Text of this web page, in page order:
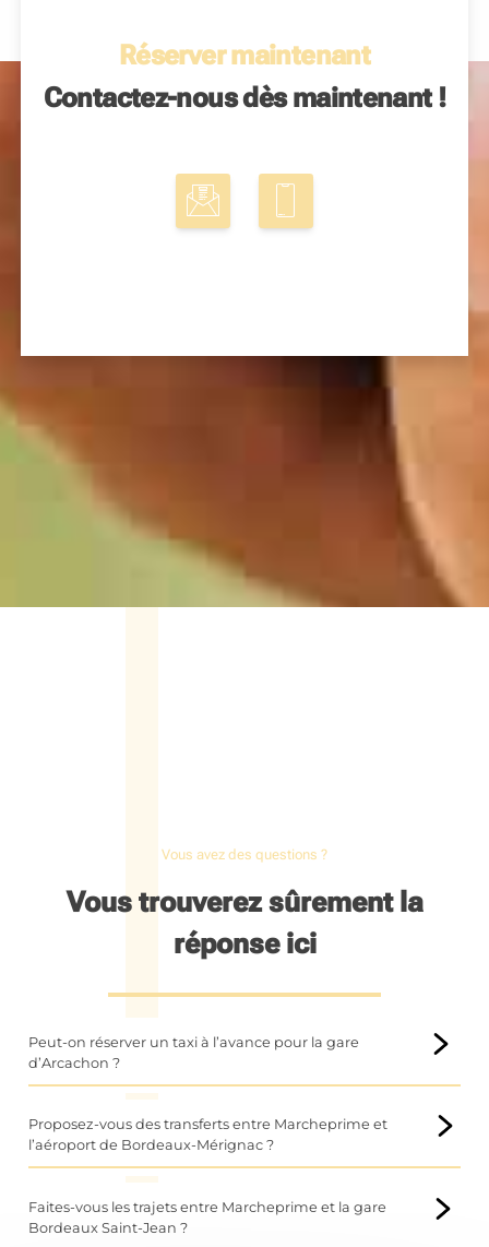
Réserver maintenant
Contactez-nous dès maintenant !
Vous avez des questions ?
Vous trouverez sûrement la
réponse ici
Peut-on réserver un taxi à l’avance pour la gare
d’Arcachon ?
pour la gare d’Arcachon. Cette solution est idéale pour
éviter toute attente, notamment en période touristique ou
lors des départs matinaux.
En anticipant votre réservation, vous bénéficiez d’un service
fiable et ponctuel, avec un chauffeur qui s’adapte à votre
Proposez-vous des transferts entre Marcheprime et
l’aéroport de Bordeaux-Mérignac ?
et l’aéroport de Bordeaux-Mérignac toute l’année. Ce
service est particulièrement apprécié pour sa simplicité et
Faites-vous les trajets entre Marcheprime et la gare
Bordeaux Saint-Jean ?